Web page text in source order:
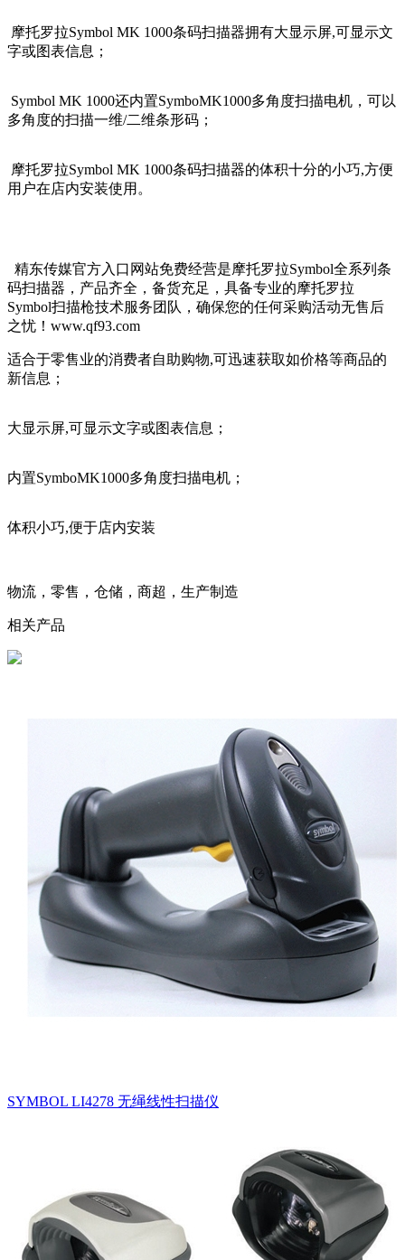
摩托罗拉Symbol MK 1000条码扫描器拥有大显示屏,可显示文
字或图表信息；
Symbol MK 1000还内置SymboMK1000多角度扫描电机，可以
多角度的扫描一维/二维条形码 ；
摩托罗拉Symbol MK 1000条码扫描器的体积十分的小巧,方便
用户在店内安装使用。
精东传媒官方入口网站免费经营是摩托罗拉Symbol全系列条
码扫描器，产品齐全，备货充足，具备专业的摩托罗拉
Symbol扫描枪技术服务团队，确保您的任何采购活动无售后
之忧！www.qf93.com
适合于零售业的消费者自助购物,可迅速获取如价格等商品的
新信息；
大显示屏,可显示文字或图表信息；
内置SymboMK1000多角度扫描电机；
体积小巧,便于店内安装
物流，零售，仓储，商超，生产制造
相关产品
SYMBOL LI4278 无绳线性扫描仪